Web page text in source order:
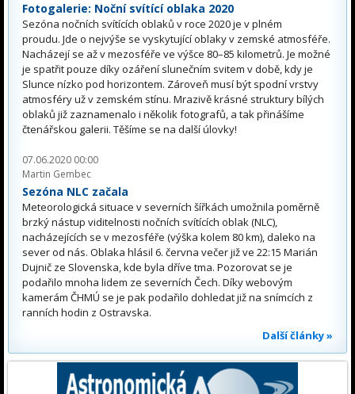
Fotogalerie: Noční svítící oblaka 2020
Sezóna nočních svítících oblaků v roce 2020 je v plném
proudu. Jde o nejvýše se vyskytující oblaky v zemské atmosféře.
Nacházejí se až v mezosféře ve výšce 80–85 kilometrů. Je možné
je spatřit pouze díky ozáření slunečním svitem v době, kdy je
Slunce nízko pod horizontem. Zároveň musí být spodní vrstvy
atmosféry už v zemském stínu. Mrazivě krásné struktury bílých
oblaků již zaznamenalo i několik fotografů, a tak přinášíme
čtenářskou galerii. Těšíme se na další úlovky!
07.06.2020 00:00
Martin Gembec
Sezóna NLC začala
Meteorologická situace v severních šířkách umožnila poměrně
brzký nástup viditelnosti nočních svítících oblak (NLC),
nacházejících se v mezosféře (výška kolem 80 km), daleko na
sever od nás. Oblaka hlásil 6. června večer již ve 22:15 Marián
Dujnič ze Slovenska, kde byla dříve tma. Pozorovat se je
podařilo mnoha lidem ze severních Čech. Díky webovým
kamerám ČHMÚ se je pak podařilo dohledat již na snímcích z
ranních hodin z Ostravska.
Další články »